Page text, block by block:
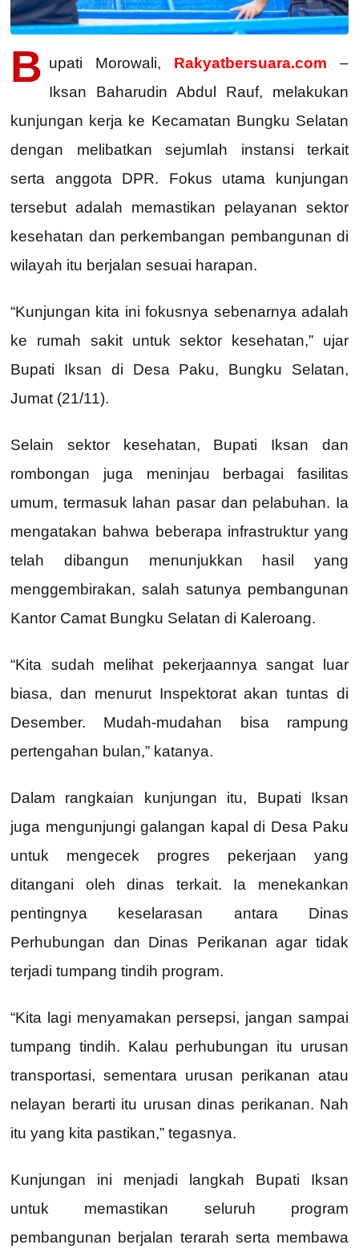
B upati Morowali, Rakyatbersuara.com –
Iksan Baharudin Abdul Rauf, melakukan
kunjungan kerja ke Kecamatan Bungku Selatan
dengan melibatkan sejumlah instansi terkait
serta anggota DPR. Fokus utama kunjungan
tersebut adalah memastikan pelayanan sektor
kesehatan dan perkembangan pembangunan di
wilayah itu berjalan sesuai harapan.
“Kunjungan kita ini fokusnya sebenarnya adalah
ke rumah sakit untuk sektor kesehatan,” ujar
Bupati Iksan di Desa Paku, Bungku Selatan,
Jumat (21/11).
Selain sektor kesehatan, Bupati Iksan dan
rombongan juga meninjau berbagai fasilitas
umum, termasuk lahan pasar dan pelabuhan. Ia
mengatakan bahwa beberapa infrastruktur yang
telah dibangun menunjukkan hasil yang
menggembirakan, salah satunya pembangunan
Kantor Camat Bungku Selatan di Kaleroang.
“Kita sudah melihat pekerjaannya sangat luar
biasa, dan menurut Inspektorat akan tuntas di
Desember. Mudah-mudahan bisa rampung
pertengahan bulan,” katanya.
Dalam rangkaian kunjungan itu, Bupati Iksan
juga mengunjungi galangan kapal di Desa Paku
untuk mengecek progres pekerjaan yang
ditangani oleh dinas terkait. Ia menekankan
pentingnya keselarasan antara Dinas
Perhubungan dan Dinas Perikanan agar tidak
terjadi tumpang tindih program.
“Kita lagi menyamakan persepsi, jangan sampai
tumpang tindih. Kalau perhubungan itu urusan
transportasi, sementara urusan perikanan atau
nelayan berarti itu urusan dinas perikanan. Nah
itu yang kita pastikan,” tegasnya.
Kunjungan ini menjadi langkah Bupati Iksan
untuk memastikan seluruh program
pembangunan berjalan terarah serta membawa